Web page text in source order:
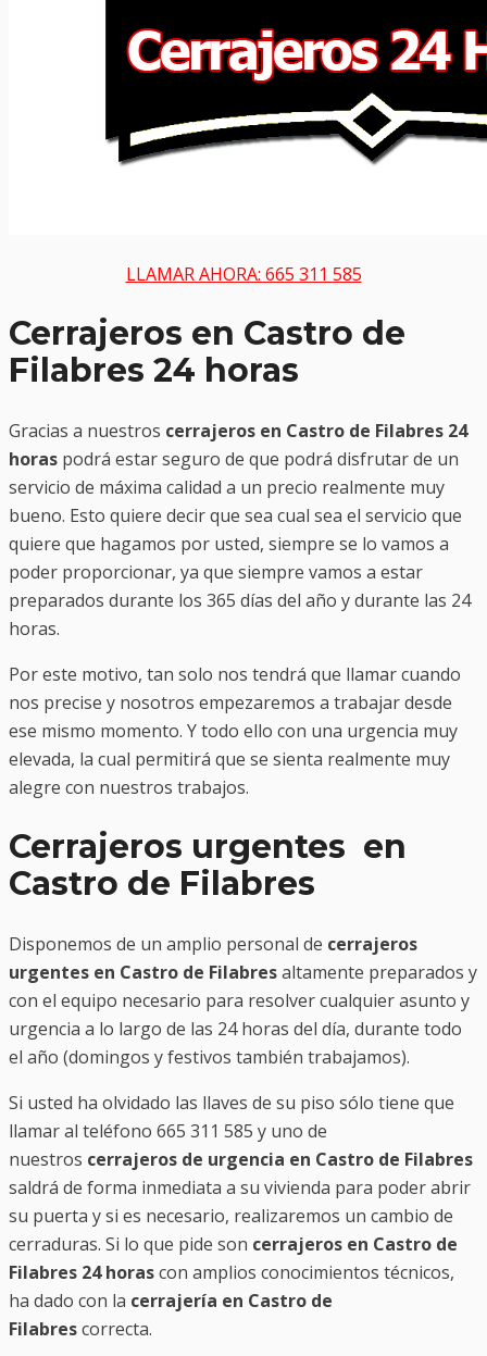
LLAMAR AHORA: 665 311 585
Cerrajeros en Castro de
Filabres 24 horas
Gracias a nuestros cerrajeros en Castro de Filabres 24
horas podrá estar seguro de que podrá disfrutar de un
servicio de máxima calidad a un precio realmente muy
bueno. Esto quiere decir que sea cual sea el servicio que
quiere que hagamos por usted, siempre se lo vamos a
poder proporcionar, ya que siempre vamos a estar
preparados durante los 365 días del año y durante las 24
horas.
Por este motivo, tan solo nos tendrá que llamar cuando
nos precise y nosotros empezaremos a trabajar desde
ese mismo momento. Y todo ello con una urgencia muy
elevada, la cual permitirá que se sienta realmente muy
alegre con nuestros trabajos.
Cerrajeros urgentes en
Castro de Filabres
Disponemos de un amplio personal de cerrajeros
urgentes en Castro de Filabresaltamente preparados y
con el equipo necesario para resolver cualquier asunto y
urgencia a lo largo de las 24 horas del día, durante todo
el año (domingos y festivos también trabajamos).
Si usted ha olvidado las llaves de su piso sólo tiene que
llamar al teléfono 665 311 585 y uno de
nuestros cerrajeros de urgencia en Castro de Filabres
saldrá de forma inmediata a su vivienda para poder abrir
su puerta y si es necesario, realizaremos un cambio de
cerraduras. Si lo que pide son cerrajeros en Castro de
Filabres 24 horascon amplios conocimientos técnicos,
ha dado con la cerrajería en Castro de
Filabrescorrecta.